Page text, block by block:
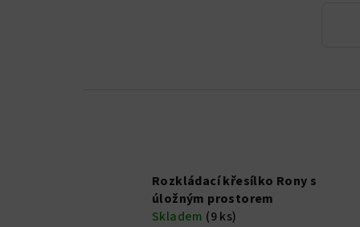
Rozkládací křesílko Rony s
úložným prostorem
Skladem (9 ks)